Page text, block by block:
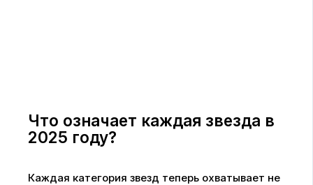
Что означает каждая звезда в
2025 году?
Каждая категория звезд теперь охватывает не